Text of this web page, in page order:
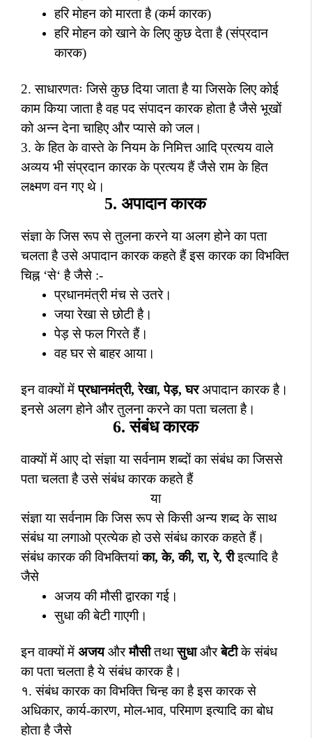
हरि मोहन को मारता है (कर्म कारक)
हरि मोहन को खाने के लिए कुछ देता है (संप्रदान
कारक)
2.साधारणतः जिसे कुछ दिया जाता है या जिसके लिए कोई
काम किया जाता है वह पद संपादन कारक होता है जैसे भूखों
को अन्न देना चाहिए और प्यासे को जल।
3.के हित के वास्ते के नियम के निमित्त आदि प्रत्यय वाले
अव्यय भी संप्रदान कारक के प्रत्यय हैं जैसे राम के हित
लक्ष्मण वन गए थे।
5. अपादान कारक
संज्ञा के जिस रूप से तुलना करने या अलग होने का पता
चलता है उसे अपादान कारक कहते हैं इस कारक का विभक्ति
चिह्न ‘से‘है जैसे :-
प्रधानमंत्री मंच से उतरे।
जया रेखा से छोटी है।
पेड़ से फल गिरते हैं।
वह घर से बाहर आया।
इन वाक्यों में प्रधानमंत्री,रेखा,पेड़,घर अपादान कारक है।
इनसे अलग होने और तुलना करने का पता चलता है।
6.संबंध कारक
वाक्यों में आए दो संज्ञा या सर्वनाम शब्दों का संबंध का जिससे
पता चलता है उसे संबंध कारक कहते हैं
या
संज्ञा या सर्वनाम कि जिस रूप से किसी अन्य शब्द के साथ
संबंध या लगाओ प्रत्येक हो उसे संबंध कारक कहते हैं।
संबंध कारक की विभक्तियां का,के,की,रा,रे,री इत्यादि है
जैसे
अजय की मौसी द्वारका गई।
सुधा की बेटी गाएगी।
इन वाक्यों में अजय और मौसी तथा सुधा और बेटी के संबंध
का पता चलता है ये संबंध कारक है।
१. संबंध कारक का विभक्ति चिन्ह का है इस कारक से
अधिकार,कार्य-कारण,मोल-भाव,परिमाण इत्यादि का बोध
होता है जैसे